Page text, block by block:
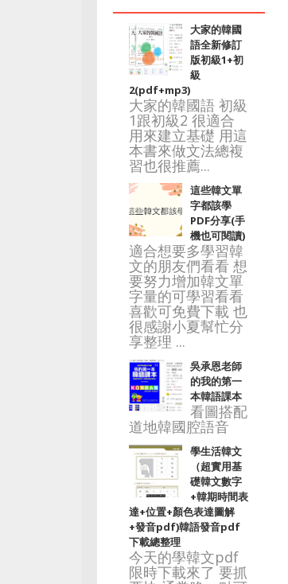
大家的韓國
語全新修訂
版初級1+初
級
2(pdf+mp3)
大家的韓國語 初級
1跟初級2 很適合
用來建立基礎 用這
本書來做文法總複
習也很推薦...
這些韓文單
字都該學
PDF分享(手
機也可閱讀)
適合想要多學習韓
文的朋友們看看 想
要努力增加韓文單
字量的可學習看看
喜歡可免費下載 也
很感謝小夏幫忙分
享整理 ...
吳承恩老師
的我的第一
本韓語課本
看圖搭配
道地韓國腔語音
學生活韓文
（超實用基
礎韓文數字
+韓期時間表
達+位置+顏色表達圖解
+發音pdf)韓語發音pdf
下載總整理
今天的學韓文pdf
限時下載來了 要抓